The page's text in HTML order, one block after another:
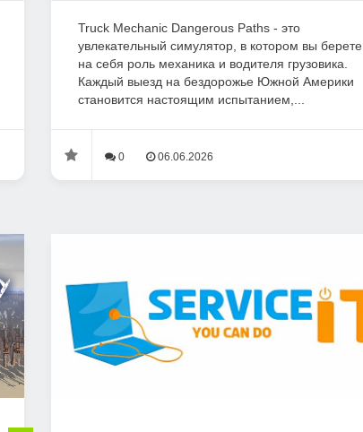
Truck Mechanic Dangerous Paths - это
увлекательный симулятор, в котором вы берете
на себя роль механика и водителя грузовика.
Каждый выезд на бездорожье Южной Америки
становится настоящим испытанием,...
0 06.06.2026